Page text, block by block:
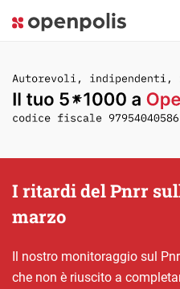
I ritardi del Pnrr
marzo
Il nostro monitoraggio sul
che non è riuscito a